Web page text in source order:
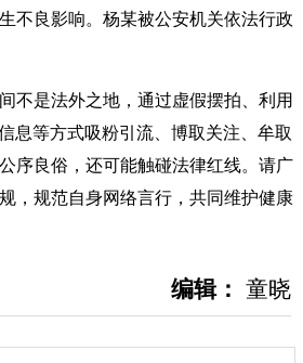
不良影响。杨某被公安机关依法行政
是法外之地，通过虚假摆拍、利用
息等方式吸粉引流、博取关注、牟取
序良俗，还可能触碰法律红线。请广
，规范自身网络言行，共同维护健康
编辑： 童晓